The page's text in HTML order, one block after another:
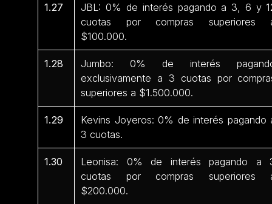
1.27
JBL: 0% de interés pagando a 3, 6 y
cuotas por compras superiores
$100.000.
1.28
Jumbo: 0% de interés
exclusivamente a 3 cuotas por
superiores a $1.500.000.
1.29
Kevins Joyeros: 0% de interés pagando
3 cuotas.
1.30
Leonisa: 0% de interés pagando a
cuotas por compras superiores
$200.000.